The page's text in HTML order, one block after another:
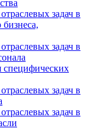
задач в
задач в
задач в
задач в